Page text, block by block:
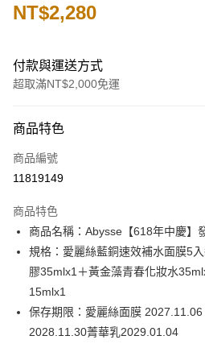
NT$2,280
付款與運送方式
超取滿NT$2,000免運
信用卡一次付款
信用卡分期付款
合作金庫商業銀行
華南商業銀行
上海商業儲蓄銀行
國泰世華商業銀行
臺灣中小企業銀行
匯豐（台灣）商業銀行
聯邦商業銀行
元大商業銀行
6 期 0 利率 每期
華南商業銀行
上海商業儲蓄銀行
國泰世華商業銀行
臺灣中小企業銀行
匯豐（台灣）商業銀行
超商取貨付款
LINE Pay
Apple Pay
街口支付
商品特色
商品編號
11819149
商品特色
商品名稱：Abysse【618年中慶】
規格：愛麗絲藍銅速效補水面膜5
膠35mlx1＋黃金藻青春化妝水
15mlx1
保存期限：愛麗絲面膜
2028.11.30菁華乳2029.01.04